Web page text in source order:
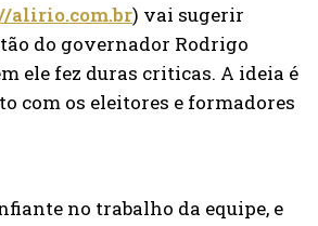
alirio.com.br) vai sugerir
do governador Rodrigo
ele fez duras criticas. A ideia é
com os eleitores e formadores
no trabalho da equipe, e